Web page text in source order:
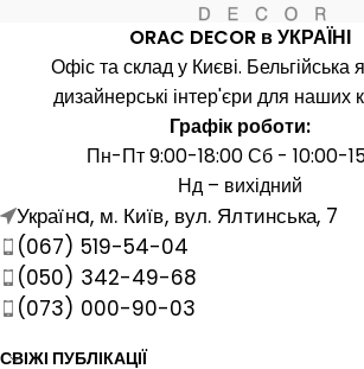
КРАЇНА ВИРОБНИК Бельгія
ДОВЖИНА, ММ 2000
ШИРИНА, ММ 45
ВИСОТА, ММ
МАТЕРІАЛ
ORAC DECOR в УКРАЇНІ
Офіс та склад у Києві. Бельгійська
дизайнерські інтер'єри для наших
Графік роботи:
Пн-Пт 9:00-18:00 Сб - 10:00-
Нд – вихідний
Українa, м. Київ, вул. Ялтинська, 7
(067) 519-54-04
(050) 342-49-68
(073) 000-90-03
СВІЖІ ПУБЛІКАЦІЇ